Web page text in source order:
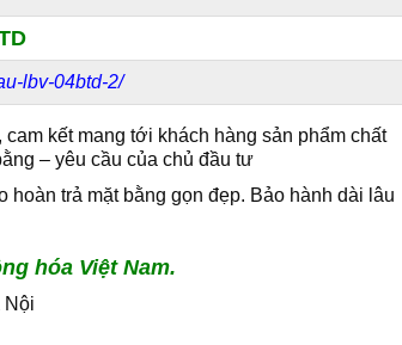
lbv-04btd-2/
kết mang tới khách hàng sản phẩm chất
– yêu cầu của chủ đầu tư
hoàn trả mặt bằng gọn đẹp. Bảo hành dài lâu
hóa Việt Nam.
Nội